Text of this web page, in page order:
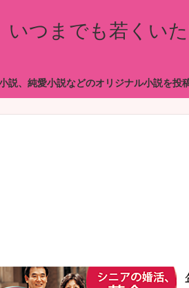
いつまでも若くい
説、純愛小説などのオリジナル小説を投